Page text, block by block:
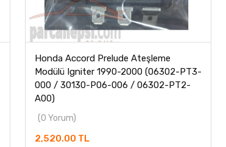
Honda Accord Prelude Ateşleme
Modülü Igniter 1990-2000 (06302-PT3-
000 / 30130-P06-006 / 06302-PT2-
A00)
(0 Yorum)
2,520.00 TL